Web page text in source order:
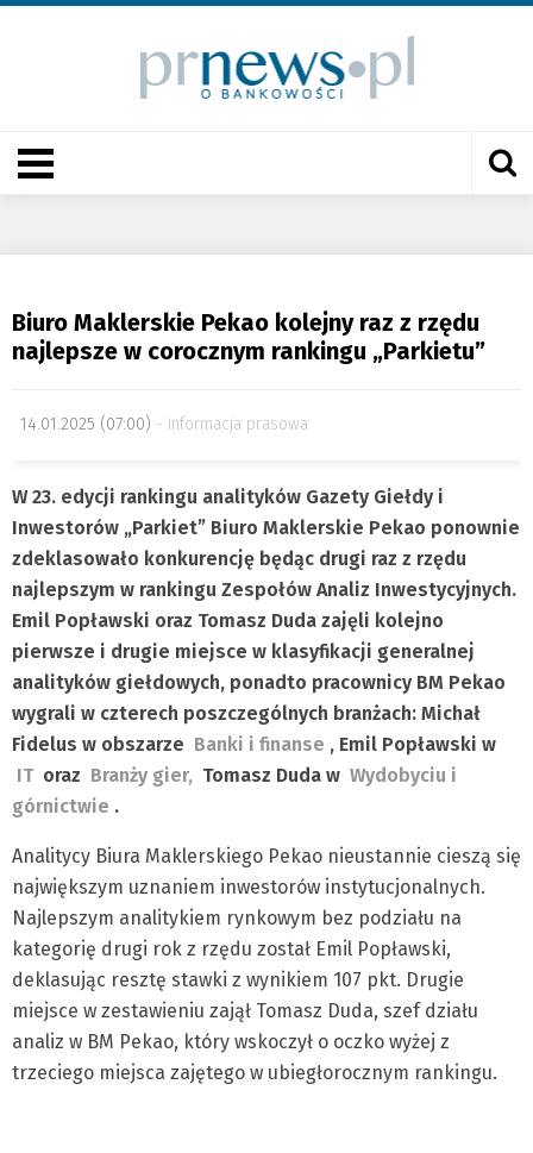
Biuro Maklerskie Pekao kolejny raz z rzędu
najlepsze w corocznym rankingu „Parkietu”
14.01.2025 (07:00) informacja prasowa
W 23. edycji rankingu analityków Gazety Giełdy i
Inwestorów „Parkiet” Biuro Maklerskie Pekao ponownie
zdeklasowało konkurencję będąc drugi raz z rzędu
najlepszym w rankingu Zespołów Analiz Inwestycyjnych.
Emil Popławski oraz Tomasz Duda zajęli kolejno
pierwsze i drugie miejsce w klasyfikacji generalnej
analityków giełdowych, ponadto pracownicy BM Pekao
wygrali w czterech poszczególnych branżach: Michał
Fidelus w obszarze Banki i finanse , Emil Popławski w
IT oraz Branży gier, Tomasz Duda w Wydobyciu i
górnictwie .
Analitycy Biura Maklerskiego Pekao nieustannie cieszą się
największym uznaniem inwestorów instytucjonalnych.
Najlepszym analitykiem rynkowym bez podziału na
kategorię drugi rok z rzędu został Emil Popławski,
deklasując resztę stawki z wynikiem 107 pkt. Drugie
miejsce w zestawieniu zajął Tomasz Duda, szef działu
analiz w BM Pekao, który wskoczył o oczko wyżej z
trzeciego miejsca zajętego w ubiegłorocznym rankingu.